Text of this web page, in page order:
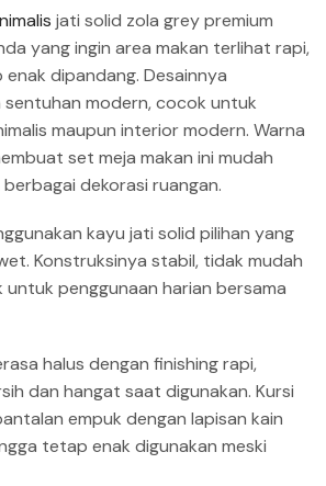
jati solid zola grey premium
yang ingin area makan terlihat rapi,
dipandang. Desainnya
modern, cocok untuk
maupun interior modern. Warna
set meja makan ini mudah
dekorasi ruangan.
kayu jati solid pilihan yang
Konstruksinya stabil, tidak mudah
penggunaan harian bersama
halus dengan finishing rapi,
dan hangat saat digunakan. Kursi
empuk dengan lapisan kain
tetap enak digunakan meski